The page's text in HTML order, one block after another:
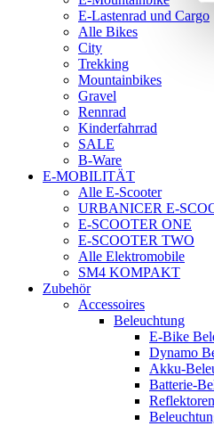
E-Lastenrad und Cargo
Alle Bikes
City
Trekking
Mountainbikes
Gravel
Rennrad
Kinderfahrrad
SALE
B-Ware
E-MOBILITÄT
Alle E-Scooter
URBANICER E-
E-SCOOTER ONE
E-SCOOTER TWO
Alle Elektromobile
SM4 KOMPAKT
Zubehör
Accessoires
Beleuchtung
E-Bike
Dynamo
Akku-
Batterie-
Reflektoren